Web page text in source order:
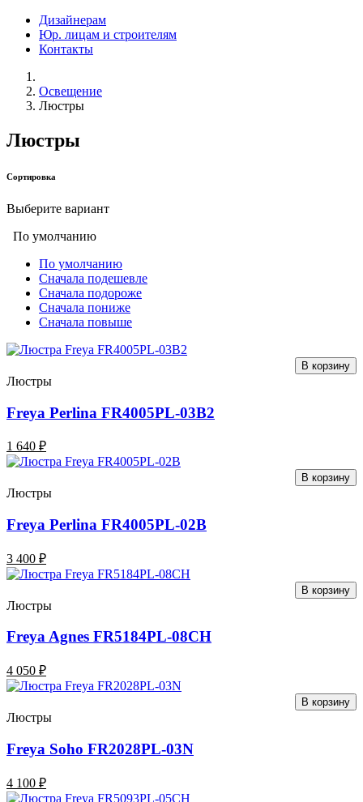
Дизайнерам
Юр. лицам и строителям
Контакты
Освещение
Люстры
Люстры
Сортировка
Выберите вариант
По умолчанию
По умолчанию
Сначала подешевле
Сначала подороже
Сначала пониже
Сначала повыше
В корзину
Люстры
Freya Perlina FR4005PL-03B2
1 640 ₽
В корзину
Люстры
Freya Perlina FR4005PL-02B
3 400 ₽
В корзину
Люстры
Freya Agnes FR5184PL-08CH
4 050 ₽
В корзину
Люстры
Freya Soho FR2028PL-03N
4 100 ₽